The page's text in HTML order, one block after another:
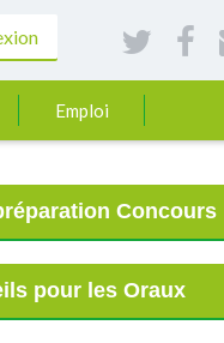
Emploi
Concours
pour les Oraux